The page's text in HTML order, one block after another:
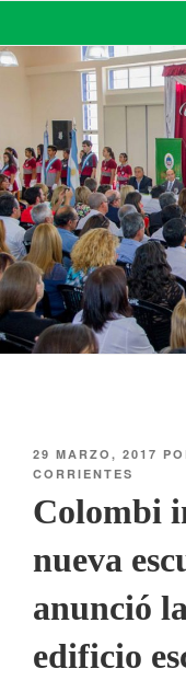
DE
29 MARZO, 2017
CORRIENTES
Colombi
nueva
anunció
edificio